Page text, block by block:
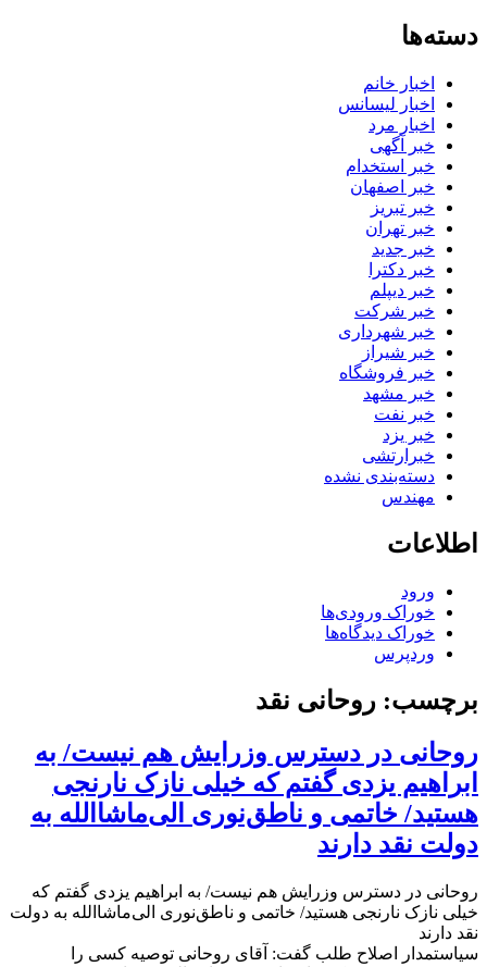
دسته‌ها
اخبار خانم
اخبار لیسانس
اخبار مرد
خبر آگهی
خبر استخدام
خبر اصفهان
خبر تبریز
خبر تهران
خبر جدید
خبر دکترا
خبر دیپلم
خبر شرکت
خبر شهرداری
خبر شیراز
خبر فروشگاه
خبر مشهد
خبر نفت
خبر یزد
خبرارتشی
دسته‌بندی نشده
مهندس
اطلاعات
ورود
خوراک ورودی‌ها
خوراک دیدگاه‌ها
وردپرس
برچسب: روحانی نقد
روحانی در دسترس وزرایش هم نیست/ به
ابراهیم یزدی گفتم که خیلی نازک نارنجی
هستید/ خاتمی و ناطق‌نوری الی‌ماشاالله به
دولت نقد دارند
روحانی در دسترس وزرایش هم نیست/ به ابراهیم یزدی گفتم که
خیلی نازک نارنجی هستید/ خاتمی و ناطق‌نوری الی‌ماشاالله به دولت
نقد دارند
سیاستمدار اصلاح طلب گفت: آقای روحانی توصیه کسی را